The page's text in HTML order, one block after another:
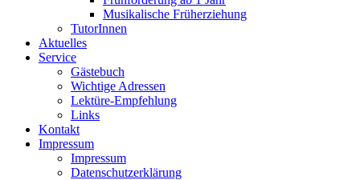
Musikalische Früherziehung
TutorInnen
Aktuelles
Service
Gästebuch
Wichtige Adressen
Lektüre-Empfehlung
Links
Kontakt
Impressum
Impressum
Datenschutzerklärung